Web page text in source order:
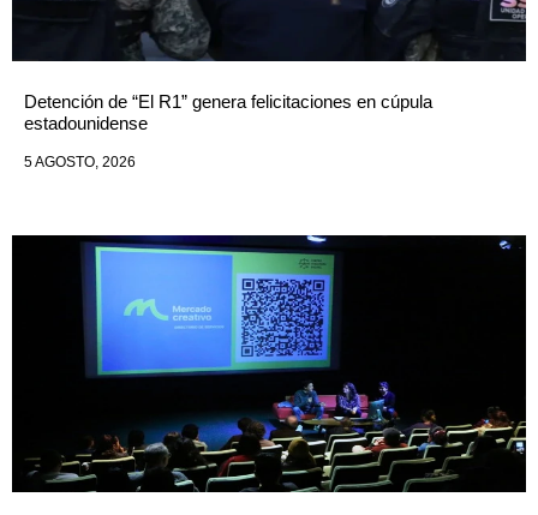
Detención de “El R1” genera felicitaciones en cúpula
estadounidense
5 AGOSTO, 2026